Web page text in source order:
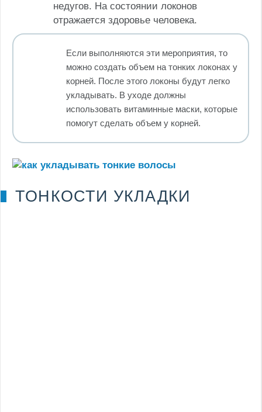
недугов. На состоянии локонов
отражается здоровье человека.
Если выполняются эти мероприятия, то
можно создать объем на тонких локонах у
корней. После этого локоны будут легко
укладывать. В уходе должны
использовать витаминные маски, которые
помогут сделать объем у корней.
ТОНКОСТИ УКЛАДКИ